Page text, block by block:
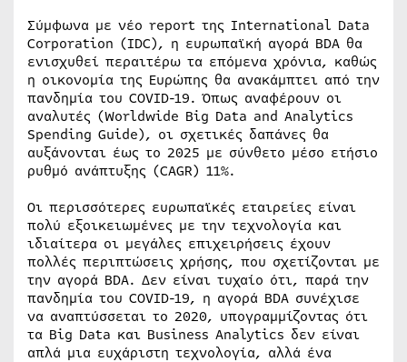
Σύμφωνα με νέο report της International Data
Corporation (IDC), η ευρωπαϊκή αγορά BDA θα
ενισχυθεί περαιτέρω τα επόμενα χρόνια, καθώς
η οικονομία της Ευρώπης θα ανακάμπτει από την
πανδημία του COVID-19. Όπως αναφέρουν οι
αναλυτές (Worldwide Big Data and Analytics
Spending Guide), οι σχετικές δαπάνες θα
αυξάνονται έως το 2025 με σύνθετο μέσο ετήσιο
ρυθμό ανάπτυξης (CAGR) 11%.
Οι περισσότερες ευρωπαϊκές εταιρείες είναι
πολύ εξοικειωμένες με την τεχνολογία και
ιδιαίτερα οι μεγάλες επιχειρήσεις έχουν
πολλές περιπτώσεις χρήσης, που σχετίζονται με
την αγορά BDA. Δεν είναι τυχαίο ότι, παρά την
πανδημία του COVID-19, η αγορά BDA συνέχισε
να αναπτύσσεται το 2020, υπογραμμίζοντας ότι
τα Big Data και Business Analytics δεν είναι
απλά μια ευχάριστη τεχνολογία, αλλά ένα